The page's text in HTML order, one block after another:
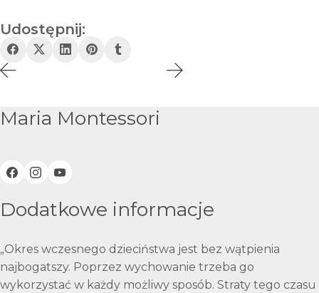
Udostępnij:
Maria Montessori
Dodatkowe informacje
„Okres wczesnego dzieciństwa jest bez wątpienia
najbogatszy. Poprzez wychowanie trzeba go
wykorzystać w każdy możliwy sposób. Straty tego czasu